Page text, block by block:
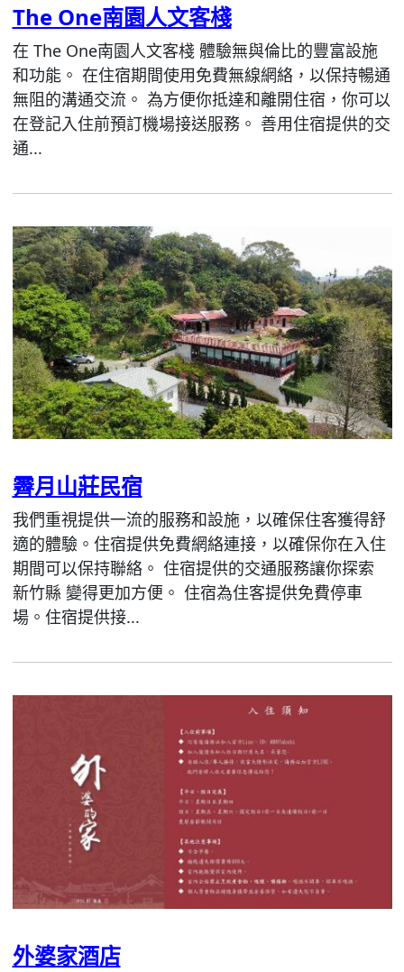
The One南園人文客棧
在 The One南園人文客棧 體驗無與倫比的豐富設施
和功能。 在住宿期間使用免費無線網絡，以保持暢通
無阻的溝通交流。 為方便你抵達和離開住宿，你可以
在登記入住前預訂機場接送服務。 善用住宿提供的交
通...
霽月山莊民宿
我們重視提供一流的服務和設施，以確保住客獲得舒
適的體驗。住宿提供免費網絡連接，以確保你在入住
期間可以保持聯絡。 住宿提供的交通服務讓你探索
新竹縣 變得更加方便。 住宿為住客提供免費停車
場。住宿提供接...
外婆家酒店